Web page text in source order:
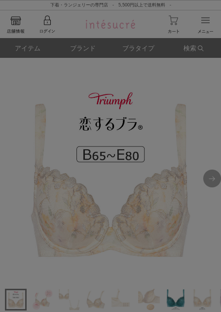
下着・ランジェリーの専門店 - 5,500円以上で送料無料 -
アイテム ブランド ブラタイプ 検索